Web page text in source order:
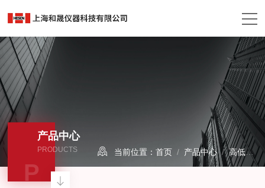
产品中心
PRODUCTS
P
当前位置：首页 / 产品中心/高低温试验箱